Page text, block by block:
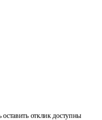
отклик доступны